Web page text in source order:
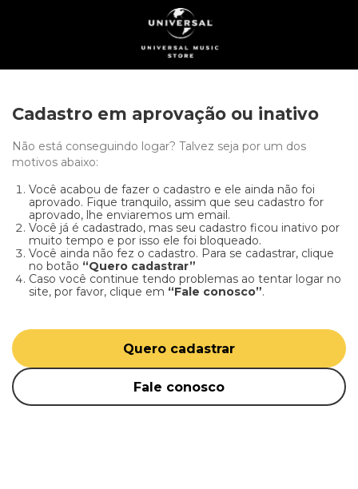
Cadastro em aprovação ou inativo
Não está conseguindo logar? Talvez seja por um dos
motivos abaixo:
Você acabou de fazer o cadastro e ele ainda não foi
aprovado. Fique tranquilo, assim que seu cadastro for
aprovado, lhe enviaremos um email.
Você já é cadastrado, mas seu cadastro ficou inativo por
muito tempo e por isso ele foi bloqueado.
Você ainda não fez o cadastro. Para se cadastrar, clique
no botão “Quero cadastrar”
Caso você continue tendo problemas ao tentar logar no
site, por favor, clique em “Fale conosco”.
Quero cadastrar
Fale conosco